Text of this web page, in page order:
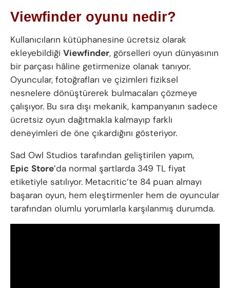
Viewfinder oyunu nedir?
Kullanıcıların kütüphanesine ücretsiz olarak
ekleyebildiği Viewfinder, görselleri oyun dünyasının
bir parçası hâline getirmenize olanak tanıyor.
Oyuncular, fotoğrafları ve çizimleri fiziksel
nesnelere dönüştürerek bulmacaları çözmeye
çalışıyor. Bu sıra dışı mekanik, kampanyanın sadece
ücretsiz oyun dağıtmakla kalmayıp farklı
deneyimleri de öne çıkardığını gösteriyor.
Sad Owl Studios tarafından geliştirilen yapım,
Epic Store’da normal şartlarda 349 TL fiyat
etiketiyle satılıyor. Metacritic’te 84 puan almayı
başaran oyun, hem eleştirmenler hem de oyuncular
tarafından olumlu yorumlarla karşılanmış durumda.